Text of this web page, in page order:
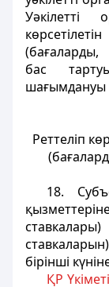
Уәкілетті
(бағаларды,
бас
шағымдануы
Реттеліп
18.
бірінші
ҚР